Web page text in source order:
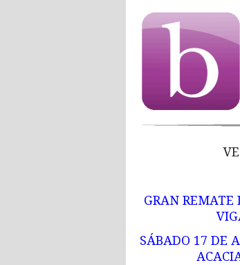
GRAN REMATE
SÁBADO 17 DE